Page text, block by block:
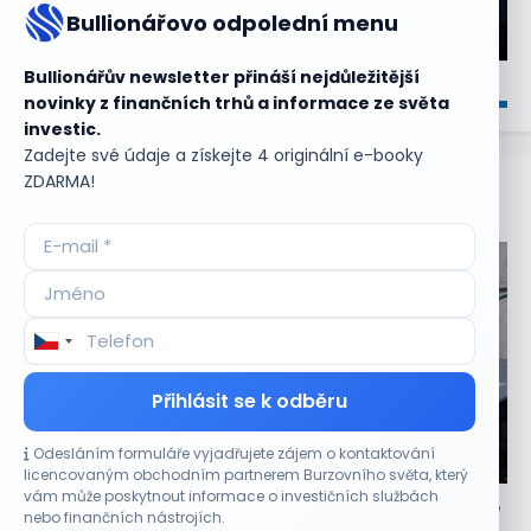
Bullionářovo odpolední menu
Bullionářův newsletter přináší nejdůležitější
novinky z finančních trhů a informace ze světa
investic.
Zadejte své údaje a získejte 4 originální e-booky
ZDARMA!
Přihlásit se k odběru
Odesláním formuláře vyjadřujete zájem o kontaktování
licencovaným obchodním partnerem Burzovního světa, který
vám může poskytnout informace o investičních službách
nebo finančních nástrojích.
Aktuální
CO HÝBE TRHEM
Akciový trh konečně opět roste – a navíc se akcie